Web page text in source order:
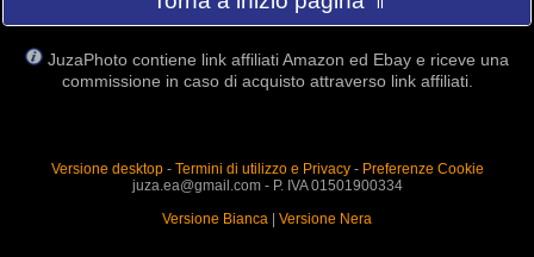
JuzaPhoto contiene link affiliati Amazon ed Ebay e riceve una
commissione in caso di acquisto attraverso link affiliati.
Versione desktop- Termini di utilizzo e Privacy- Preferenze Cookie
juza.ea@gmail.com - P. IVA 01501900334
Versione Bianca
Versione Nera